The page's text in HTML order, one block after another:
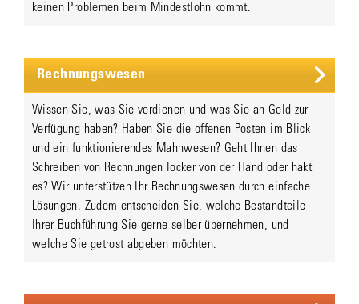
keinen Problemen beim Mindestlohn kommt.
Rechnungswesen
Wissen Sie, was Sie verdienen und was Sie an Geld zur
Verfügung haben? Haben Sie die offenen Posten im Blick
und ein funktionierendes Mahnwesen? Geht Ihnen das
Schreiben von Rechnungen locker von der Hand oder hakt
es? Wir unterstützen Ihr Rechnungswesen durch einfache
Lösungen. Zudem entscheiden Sie, welche Bestandteile
Ihrer Buchführung Sie gerne selber übernehmen, und
welche Sie getrost abgeben möchten.